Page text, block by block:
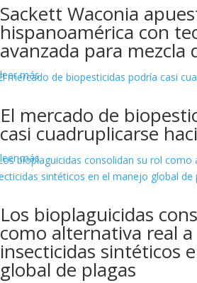
Sackett Waconia
hispanoamérica con
avanzada para mezcla
leer más
El mercado de
casi cuadruplicarse
leer más
Los bioplaguicidas
como alternativa real a
insecticidas sintéticos
global de plagas